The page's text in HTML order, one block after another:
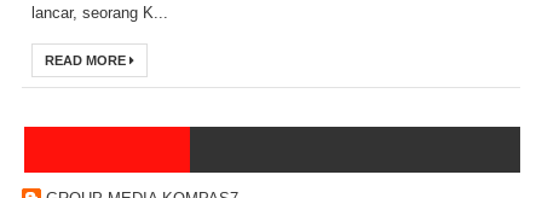
lancar, seorang K...
READ MORE